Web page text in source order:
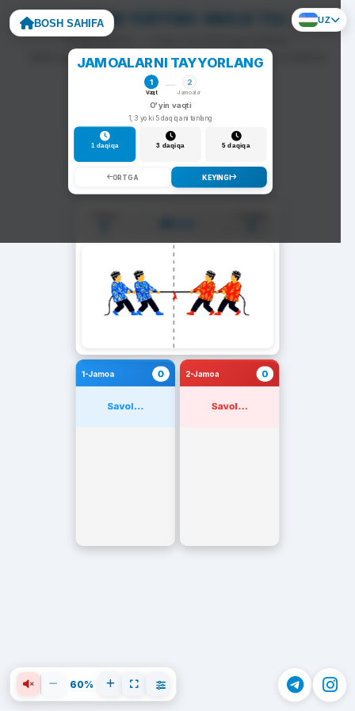
BOSH SAHIFA UZ
ARQON TORTISH: INGLIZ TILI
To'g'ri javob — arqon siz tomonga tortiladi.
Noto'g'ri javob — arqon raqib tomonga siljiydi va darhol
yangi savol chiqadi.
JAMOALARNI TAYYORLANG
1
Vaqt
2
Jamoalar
O'yin vaqti
1, 3 yoki 5 daqiqani tanlang
1 daqiqa 3 daqiqa 5 daqiqa
ORTGA KEYINGI
1-Jamoa 0
Savol...
2-Jamoa 0
Savol...
60%